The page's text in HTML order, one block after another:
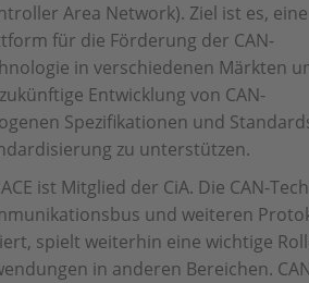
Area Network). Ziel ist es, eine
für die Förderung der CAN-
in verschiedenen Märkten
Entwicklung von CAN-
Spezifikationen und
zu unterstützen.
ist Mitglied der CiA. Die CAN-
und weiteren
spielt weiterhin eine wichtige
in anderen Bereichen.